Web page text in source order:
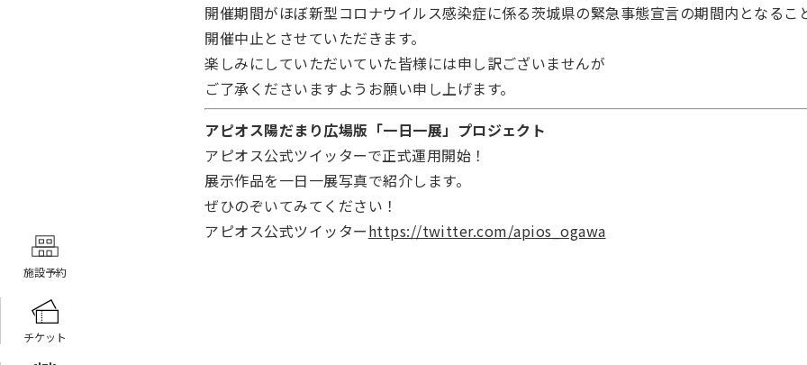
施設予約
チケット
開催期間がほぼ新型コロナウイルス感染症に係る茨城県の緊急事態宣言の期間内となるこ
開催中止とさせていただきます。
楽しみにしていただいていた皆様には申し訳ございませんが
ご了承くださいますようお願い申し上げます。
アピオス陽だまり広場版「一日一展」プロジェクト
アピオス公式ツイッターで正式運用開始！
展示作品を一日一展写真で紹介します。
ぜひのぞいてみてください！
アピオス公式ツイッターhttps://twitter.com/apios_ogawa